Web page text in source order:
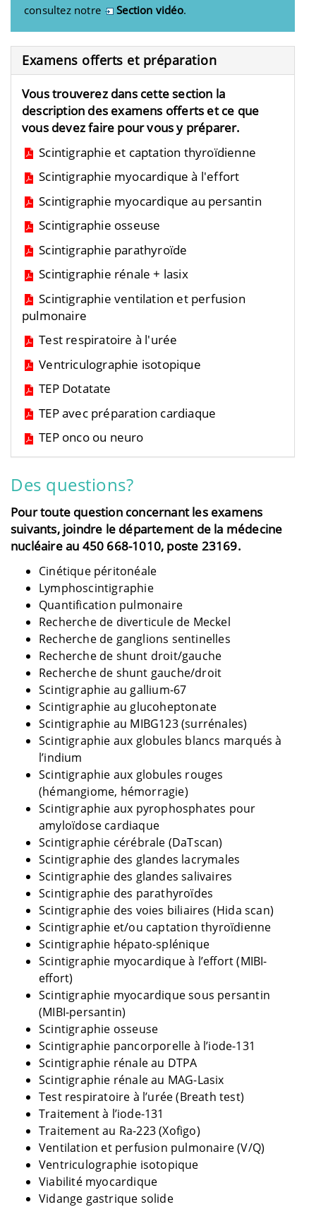
consultez notre Section vidéo.
Examens offerts et préparation
Vous trouverez dans cette section la
description des examens offerts et ce que
vous devez faire pour vous y préparer.
Scintigraphie et captation thyroïdienne
Scintigraphie myocardique à l'effort
Scintigraphie myocardique au persantin
Scintigraphie osseuse
Scintigraphie parathyroïde
Scintigraphie rénale + lasix
Scintigraphie ventilation et perfusion
pulmonaire
Test respiratoire à l'urée
Ventriculographie isotopique
TEP Dotatate
TEP avec préparation cardiaque
TEP onco ou neuro
Des questions?
Pour toute question concernant les examens
suivants, joindre le département de la médecine
nucléaire au 450 668-1010, poste 23169.
Cinétique péritonéale
Lymphoscintigraphie
Quantification pulmonaire
Recherche de diverticule de Meckel
Recherche de ganglions sentinelles
Recherche de shunt droit/gauche
Recherche de shunt gauche/droit
Scintigraphie au gallium-67
Scintigraphie au glucoheptonate
Scintigraphie au MIBG123 (surrénales)
Scintigraphie aux globules blancs marqués à
l’indium
Scintigraphie aux globules rouges
(hémangiome, hémorragie)
Scintigraphie aux pyrophosphates pour
amyloïdose cardiaque
Scintigraphie cérébrale (DaTscan)
Scintigraphie des glandes lacrymales
Scintigraphie des glandes salivaires
Scintigraphie des parathyroïdes
Scintigraphie des voies biliaires (Hida scan)
Scintigraphie et/ou captation thyroïdienne
Scintigraphie hépato-splénique
Scintigraphie myocardique à l’effort (MIBI-
effort)
Scintigraphie myocardique sous persantin
(MIBI-persantin)
Scintigraphie osseuse
Scintigraphie pancorporelle à l’iode-131
Scintigraphie rénale au DTPA
Scintigraphie rénale au MAG-Lasix
Test respiratoire à l’urée (Breath test)
Traitement à l’iode-131
Traitement au Ra-223 (Xofigo)
Ventilation et perfusion pulmonaire (V/Q)
Ventriculographie isotopique
Viabilité myocardique
Vidange gastrique solide